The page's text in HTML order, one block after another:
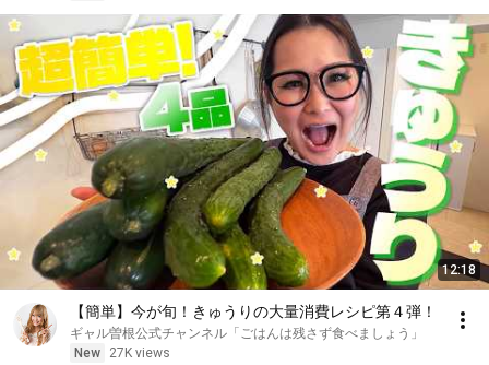
12:18
【簡単】今が旬！きゅうりの大量消費レシピ第４弾！
ギャル曽根公式チャンネル「ごはんは残さず食べましょう」
New
27K views